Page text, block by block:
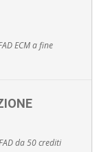
ECM a fine
da 50 crediti